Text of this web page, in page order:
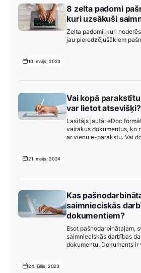
8 zelta padomi
kuri uzsākuši
Zelta padomi, kuri
jau pieredzējušākiem
10. maijs, 2023
Vai kopā
var lietot atsevišķi?
Lasītājs jautā: eDoc
vairākus dokumentus, ko
ar vienu e-parakstu. Vai
21. maijs, 2024
Kas
saimnieciskās
dokumentiem?
Esot pašnodarbinātajam,
saimnieciskās darbības
dokumentu. Dokuments ir
saistīts ar tavu
Dokumentu sagatavo tā,
24. jūlijs, 2023